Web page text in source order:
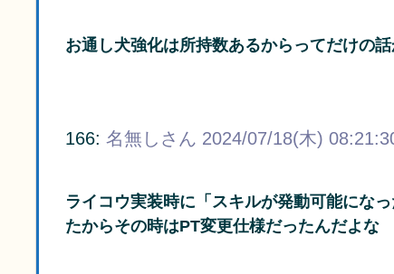
お通し犬強化は所持数あるからってだけの
166: 名無しさん 2024/07/18(木)
ライコウ実装時に「スキルが発動可能にな
たからその時はPT変更仕様だったんだよな